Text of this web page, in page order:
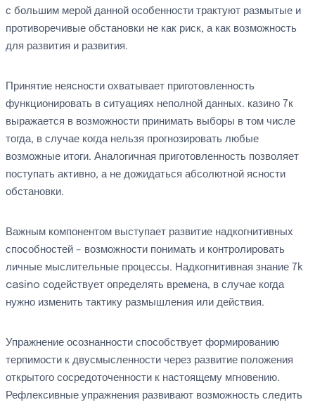
с большим мерой данной особенности трактуют размытые и
противоречивые обстановки не как риск, а как возможность
для развития и развития.
Принятие неясности охватывает приготовленность
функционировать в ситуациях неполной данных. казино 7к
выражается в возможности принимать выборы в том числе
тогда, в случае когда нельзя прогнозировать любые
возможные итоги. Аналогичная приготовленность позволяет
поступать активно, а не дожидаться абсолютной ясности
обстановки.
Важным компонентом выступает развитие надкогнитивных
способностей – возможности понимать и контролировать
личные мыслительные процессы. Надкогнитивная знание 7k
casino содействует определять времена, в случае когда
нужно изменить тактику размышления или действия.
Упражнение осознанности способствует формированию
терпимости к двусмысленности через развитие положения
открытого сосредоточенности к настоящему мгновению.
Рефлексивные упражнения развивают возможность следить